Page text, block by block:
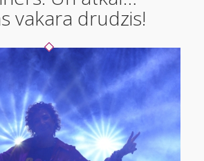
vakara drudzis!